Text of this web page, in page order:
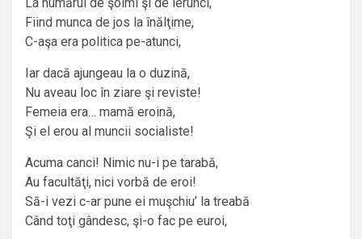
La numărul de şoimi şi de ierunci,
Fiind munca de jos la înălţime,
C-aşa era politica pe-atunci,
Iar dacă ajungeau la o duzină,
Nu aveau loc în ziare şi reviste!
Femeia era… mamă eroină,
Şi el erou al muncii socialiste!
Acuma canci! Nimic nu-i pe tarabă,
Au facultăţi, nici vorbă de eroi!
Să-i vezi c-ar pune ei muşchiu’ la treabă
Când toţi gândesc, şi-o fac pe euroi,